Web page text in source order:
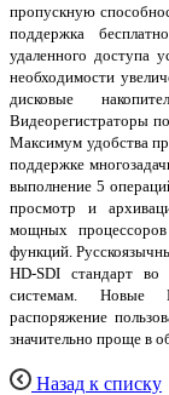
пропускную
поддержка
удаленного доступа
необходимости
дисковые
Видеорегистраторы
Максимум удобства
поддержке
выполнение 5
просмотр и
мощных
функций.
HD-SDI стандарт во
системам. Новые
распоряжение
значительно проще в
Назад к списку